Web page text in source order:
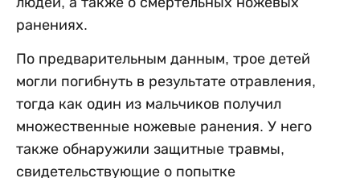
ранениях.
По предварительным данным, трое детей
могли погибнуть в результате отравления,
тогда как один из мальчиков получил
множественные ножевые ранения. У него
также обнаружили защитные травмы,
свидетельствующие о попытке